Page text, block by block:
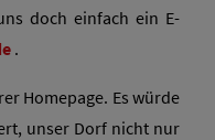
doch einfach ein E-
.
Homepage. Es würde
unser Dorf nicht nur